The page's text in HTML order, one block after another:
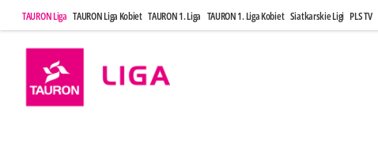
TAURON Liga TAURON Liga Kobiet TAURON 1. Liga TAURON 1. Liga Kobiet Siatkarskie Ligi PLS TV